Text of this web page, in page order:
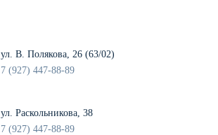
ул. В. Полякова, 26 (63/02)
7 (927) 447-88-89
ул. Раскольникова, 38
7 (927) 447-88-89